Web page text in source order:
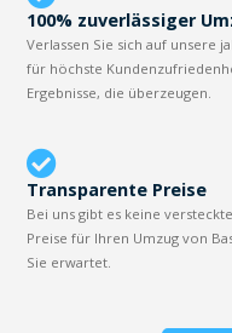
100% zuverlässiger
Verlassen Sie sich auf unsere
für höchste
Ergebnisse, die überzeugen.
Transparente Preise
Bei uns gibt es keine
Preise für Ihren Umzug von
Sie erwartet.